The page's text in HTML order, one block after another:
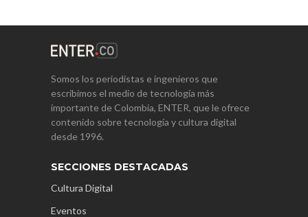
Somos los periodistas e ingenieros que
escribimos el medio de tecnología más
importante de Colombia, ENTER, que le ofrece
contenido sobre tecnología y cultura digital
desde 1996.
SECCIONES DESTACADAS
Cultura Digital
Eventos